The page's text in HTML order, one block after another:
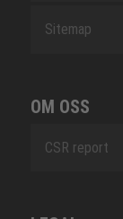
Sitemap
OM OSS
CSR report